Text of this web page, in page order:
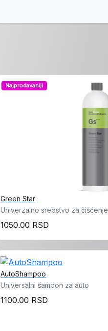
Najprodavaniji
Green Star
Univerzalno sredstvo za čišćenje
1050.00 RSD
AutoShampoo
Universalni šampon za auto
1100.00 RSD